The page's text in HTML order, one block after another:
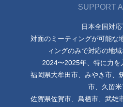
SUPPORT
日本全国対
対面のミーティングが可能な
ィングのみで対応の地域
2024〜2025年、特に力を
福岡県大牟田市、みやき市、
市、久留
佐賀県佐賀市、鳥栖市、武雄